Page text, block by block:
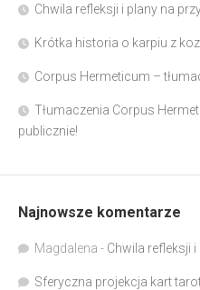
Chwila refleksji i plany na
Krótka historia o karpiu z
Corpus Hermeticum –
Tłumaczenia Corpus
publicznie!
Najnowsze komentarze
Magdalena - Chwila refleksji
Sferyczna projekcja kart